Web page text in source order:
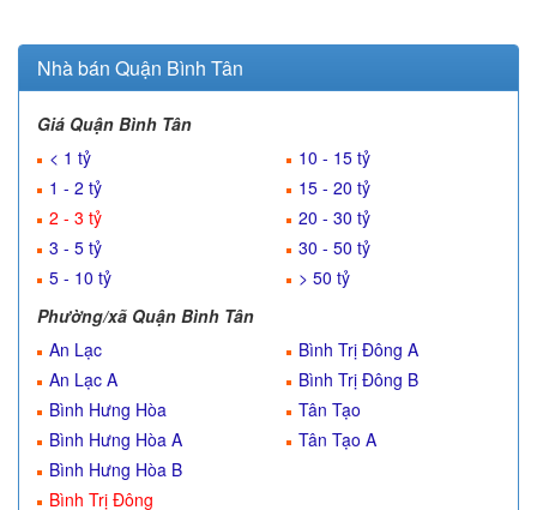
Nhà bán Quận Bình Tân
Giá Quận Bình Tân
< 1 tỷ
1 - 2 tỷ
2 - 3 tỷ
3 - 5 tỷ
5 - 10 tỷ
10 - 15 tỷ
15 - 20 tỷ
20 - 30 tỷ
30 - 50 tỷ
> 50 tỷ
Phường/xã Quận Bình Tân
An Lạc
An Lạc A
Bình Hưng Hòa
Bình Hưng Hòa A
Bình Hưng Hòa B
Bình Trị Đông
Bình Trị Đông A
Bình Trị Đông B
Tân Tạo
Tân Tạo A